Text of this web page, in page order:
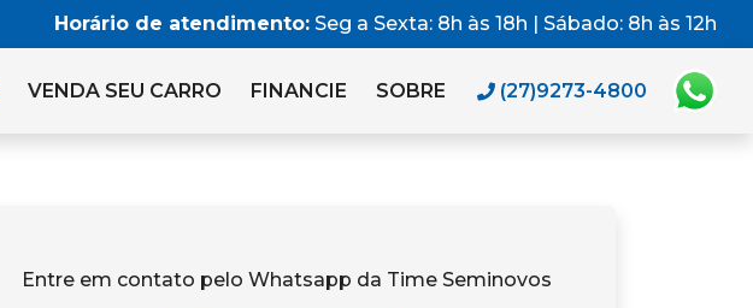
Horário de atendimento: Seg a Sexta: 8h às 18h | Sábado: 8h às 12h
VENDA SEU CARRO FINANCIE SOBRE (27)9273-4800
Entre em contato pelo Whatsapp da Time Seminovos